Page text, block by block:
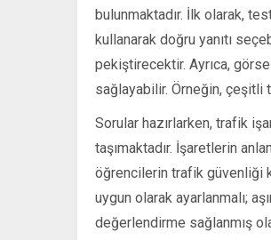
bulunmaktadır. İlk olarak,
kullanarak doğru yanıtı
pekiştirecektir. Ayrıca,
sağlayabilir. Örneğin, çeşitli
Sorular hazırlarken, trafik
taşımaktadır. İşaretlerin
öğrencilerin trafik güvenliği
uygun olarak ayarlanmalı;
değerlendirme sağlanmış